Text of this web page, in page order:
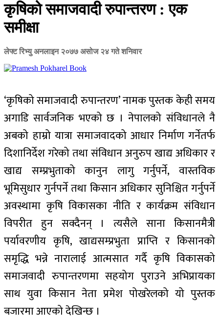
कृषिको समाजवादी रुपान्तरण : एक
समीक्षा
लेफ्ट रिभ्यु अनलाइन २०७७ असोज २४ गते शनिवार
‘कृषिको समाजवादी रुपान्तरण’ नामक पुस्तक केही समय
अगाडि सार्वजनिक भएको छ । नेपालको संविधानले नै
अबको हाम्रो यात्रा समाजवादको आधार निर्माण गर्नेतर्फ
दिशानिर्देश गरेको तथा संविधान अनुरुप खाद्य अधिकार र
खाद्य सम्प्रभुताको कानुन लागु गर्नुपर्ने, वास्तविक
भूमिसुधार गुर्नपर्ने तथा किसान अधिकार सुनिश्चित गर्नुपर्ने
अवस्थामा कृषि विकासका नीति र कार्यक्रम संविधान
विपरीत हुन सक्दैनन् । त्यसैले साना किसानमैत्री
पर्यावरणीय कृषि, खाद्यसम्प्रभुता प्राप्ति र किसानको
समृद्धि भन्ने नारालाई आत्मसात गर्दै कृषि विकासको
समाजवादी रुपान्तरणमा सहयोग पुराउने अभिप्रायका
साथ युवा किसान नेता प्रमेश पोखरेलको यो पुस्तक
बजारमा आएको देखिन्छ ।